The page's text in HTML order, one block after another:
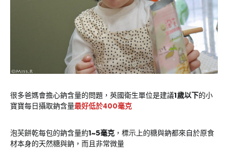
很多爸媽會擔心鈉含量的問題，英國衛生單位是建議1歲以下的小
寶寶每日攝取鈉含量最好低於400毫克
泡芙餅乾每包的鈉含量約1~5毫克 ，標示上的糖與鈉都來自於原食
材本身的天然糖與鈉，而且非常微量